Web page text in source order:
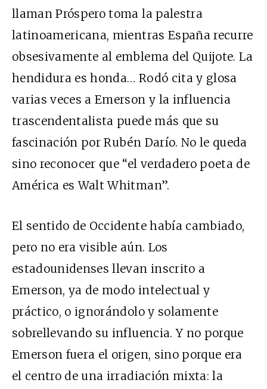
llaman Próspero toma la palestra
latinoamericana, mientras España recurre
obsesivamente al emblema del Quijote. La
hendidura es honda… Rodó cita y glosa
varias veces a Emerson y la influencia
trascendentalista puede más que su
fascinación por Rubén Darío. No le queda
sino reconocer que “el verdadero poeta de
América es Walt Whitman”.
El sentido de Occidente había cambiado,
pero no era visible aún. Los
estadounidenses llevan inscrito a
Emerson, ya de modo intelectual y
práctico, o ignorándolo y solamente
sobrellevando su influencia. Y no porque
Emerson fuera el origen, sino porque era
el centro de una irradiación mixta: la